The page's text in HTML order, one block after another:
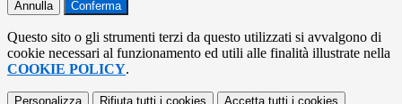
Annulla Conferma
Questo sito o gli strumenti terzi da questo utilizzati si avvalgono di
cookie necessari al funzionamento ed utili alle finalità illustrate nella
COOKIE POLICY.
Personalizza Rifiuta tutti i cookies Accetta tutti i cookies